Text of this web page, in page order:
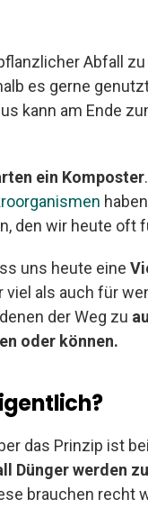
Abfall
es gerne
kann am Ende
ein Komposter
den wir heute oft
uns heute eine
als auch für
der Weg zu
oder können.
das Prinzip ist
Dünger werden
brauchen recht